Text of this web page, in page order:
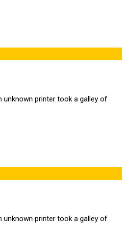
unknown printer took a galley of
unknown printer took a galley of